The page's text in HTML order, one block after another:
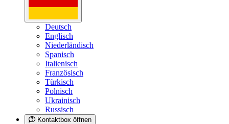
Deutsch
Englisch
Niederländisch
Spanisch
Italienisch
Französisch
Türkisch
Polnisch
Ukrainisch
Russisch
Kontaktbox öffnen